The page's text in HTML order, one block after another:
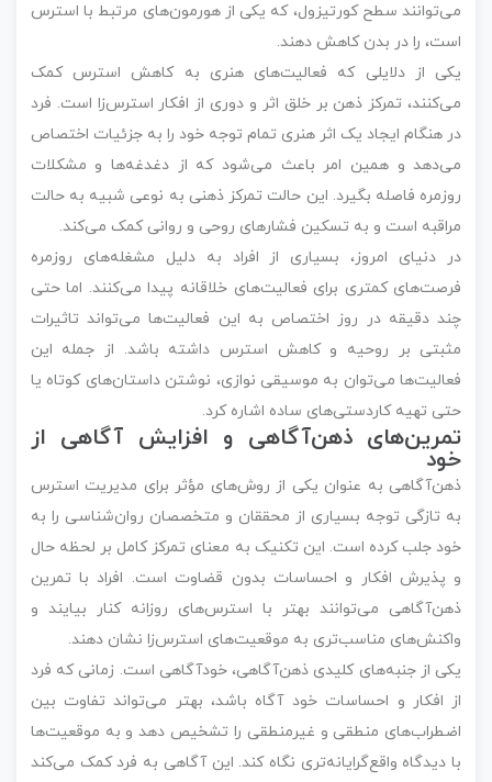
می‌توانند سطح کورتیزول، که یکی از هورمون‌های مرتبط با استرس
است، را در بدن کاهش دهند.
یکی از دلایلی که فعالیت‌های هنری به کاهش استرس کمک
می‌کنند، تمرکز ذهن بر خلق اثر و دوری از افکار استرس‌زا است. فرد
در هنگام ایجاد یک اثر هنری تمام توجه خود را به جزئیات اختصاص
می‌دهد و همین امر باعث می‌شود که از دغدغه‌ها و مشکلات
روزمره فاصله بگیرد. این حالت تمرکز ذهنی به نوعی شبیه به حالت
مراقبه است و به تسکین فشارهای روحی و روانی کمک می‌کند.
در دنیای امروز، بسیاری از افراد به دلیل مشغله‌های روزمره
فرصت‌های کمتری برای فعالیت‌های خلاقانه پیدا می‌کنند. اما حتی
چند دقیقه در روز اختصاص به این فعالیت‌ها می‌تواند تاثیرات
مثبتی بر روحیه و کاهش استرس داشته باشد. از جمله این
فعالیت‌ها می‌توان به موسیقی نوازی، نوشتن داستان‌های کوتاه یا
حتی تهیه کاردستی‌های ساده اشاره کرد.
تمرین‌های ذهن‌آگاهی و افزایش آگاهی از
خود
ذهن‌آگاهی به عنوان یکی از روش‌های مؤثر برای مدیریت استرس
به تازگی توجه بسیاری از محققان و متخصصان روان‌شناسی را به
خود جلب کرده است. این تکنیک به معنای تمرکز کامل بر لحظه حال
و پذیرش افکار و احساسات بدون قضاوت است. افراد با تمرین
ذهن‌آگاهی می‌توانند بهتر با استرس‌های روزانه کنار بیایند و
واکنش‌های مناسب‌تری به موقعیت‌های استرس‌زا نشان دهند.
یکی از جنبه‌های کلیدی ذهن‌آگاهی، خودآگاهی است. زمانی که فرد
از افکار و احساسات خود آگاه باشد، بهتر می‌تواند تفاوت بین
اضطراب‌های منطقی و غیرمنطقی را تشخیص دهد و به موقعیت‌ها
با دیدگاه واقع‌گرایانه‌تری نگاه کند. این آگاهی به فرد کمک می‌کند